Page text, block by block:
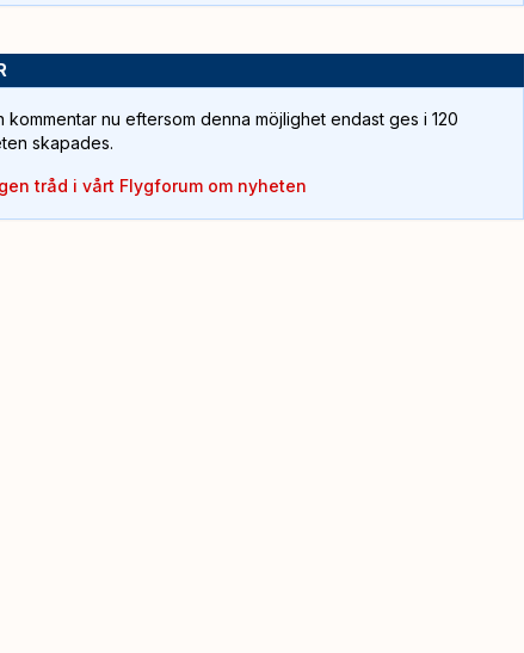
kommentar nu eftersom denna möjlighet endast ges i 120
skapades.
tråd i vårt Flygforum om nyheten